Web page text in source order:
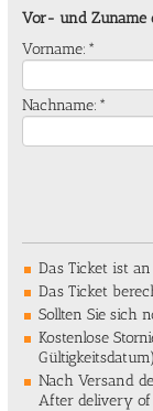
Vor- und Zuname
Vorname:*
Nachname:*
Das Ticket ist
Das Ticket
Sollten Sie sich
Kostenlose
Nach Versand
After delivery of